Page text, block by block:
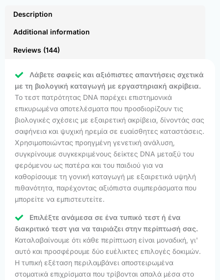
Description
Additional information
Reviews (144)
Λάβετε σαφείς και αξιόπιστες απαντήσεις σχετικά
με τη βιολογική καταγωγή με εργαστηριακή ακρίβεια.
Το τεστ πατρότητας DNA παρέχει επιστημονικά
επικυρωμένα αποτελέσματα που προσδιορίζουν τις
βιολογικές σχέσεις με εξαιρετική ακρίβεια, δίνοντάς σας
σαφήνεια και ψυχική ηρεμία σε ευαίσθητες καταστάσεις.
Χρησιμοποιώντας προηγμένη γενετική ανάλυση,
συγκρίνουμε συγκεκριμένους δείκτες DNA μεταξύ του
φερόμενου ως πατέρα και του παιδιού για να
καθορίσουμε τη γονική καταγωγή με εξαιρετικά υψηλή
πιθανότητα, παρέχοντας αξιόπιστα συμπεράσματα που
μπορείτε να εμπιστευτείτε.
Επιλέξτε ανάμεσα σε ένα τυπικό τεστ ή ένα
διακριτικό τεστ για να ταιριάζει στην περίπτωσή σας.
Καταλαβαίνουμε ότι κάθε περίπτωση είναι μοναδική, γι'
αυτό και προσφέρουμε δύο ευέλικτες επιλογές δοκιμών.
Η τυπική εξέταση περιλαμβάνει αποστειρωμένα
στοματικά επιχρίσματα που τρίβονται απαλά μέσα στο